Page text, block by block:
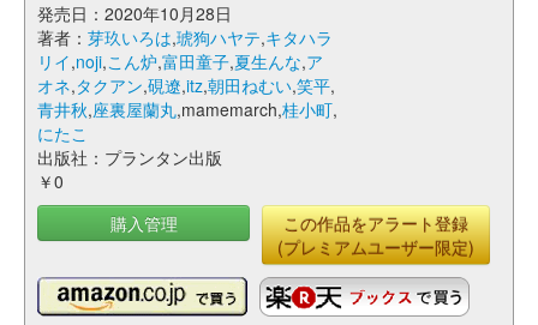
発売日：2020年10月28日
著者： 芽玖いろは,琥狗ハヤテ,キタハラ
リイ,noji,こん炉,富田童子,夏生んな,ア
オネ,タクアン,硯遼,itz,朝田ねむい,笑平,
青井秋,座裏屋蘭丸,mamemarch,桂小町,
にたこ
出版社：プランタン出版
￥0
購入管理
この作品をアラート登録
(プレミアムユーザー限定)